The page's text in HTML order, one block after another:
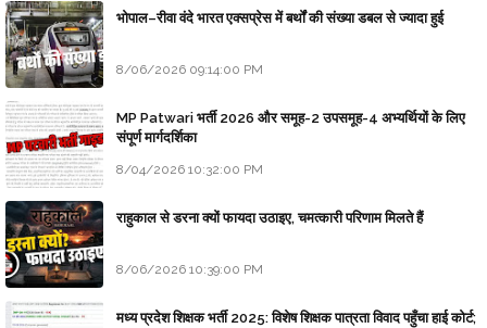
भोपाल–रीवा वंदे भारत एक्सप्रेस में बर्थों की संख्या डबल से ज्यादा हुई
8/06/2026 09:14:00 PM
MP Patwari भर्ती 2026 और समूह-2 उपसमूह-4 अभ्यर्थियों के लिए
संपूर्ण मार्गदर्शिका
8/04/2026 10:32:00 PM
राहुकाल से डरना क्यों फायदा उठाइए, चमत्कारी परिणाम मिलते हैं
8/06/2026 10:39:00 PM
मध्य प्रदेश शिक्षक भर्ती 2025: विशेष शिक्षक पात्रता विवाद पहुँचा हाई कोर्ट;